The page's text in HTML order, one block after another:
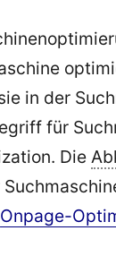
in der
für
Die
Onpage-